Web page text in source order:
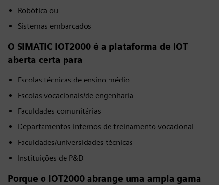
Robótica ou
Sistemas embarcados
O SIMATIC IOT2000 é a plataforma de IOT
aberta certa para
Escolas técnicas de ensino médio
Escolas vocacionais/de engenharia
Faculdades comunitárias
Departamentos internos de treinamento vocacional
Faculdades/universidades técnicas
Instituições de P&D
Porque o IOT2000 abrange uma ampla gama